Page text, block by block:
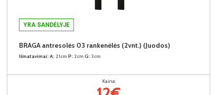
YRA SANDĖLYJE
BRAGA antresolės 03 rankenėlės (2vnt.) (Juodos)
Išmatavimai: A: 21cm P: 2cm G: 3cm
Kaina: